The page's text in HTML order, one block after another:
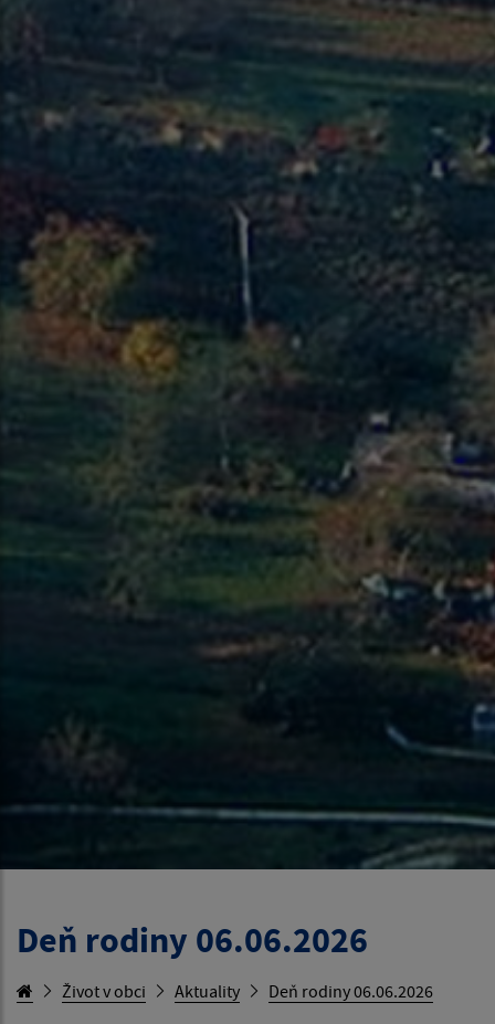
Deň rodiny 06.06.2026
Život v obci Aktuality Deň rodiny 06.06.2026